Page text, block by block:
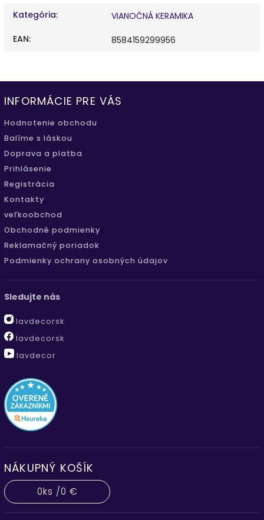
Kategória:
VIANOČNÁ KERAMIKA
EAN: 8584159299956
INFORMÁCIE PRE VÁS
Hodnotenie obchodu
Balíme s láskou
Doprava a platba
Prihlásenie
Registrácia
Kontakty
veľkoobchod
Obchodné podmienky
Reklamačný poriadok
Podmienky ochrany osobných údajov
Sledujte nás
lavdecorsk
lavdecorsk
lavdecor
NÁKUPNÝ KOŠÍK
0ks /0 €